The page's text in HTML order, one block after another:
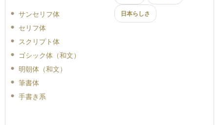
サンセリフ体
セリフ体
スクリプト体
ゴシック体（和文）
明朝体（和文）
筆書体
手書き系
日本らしさ